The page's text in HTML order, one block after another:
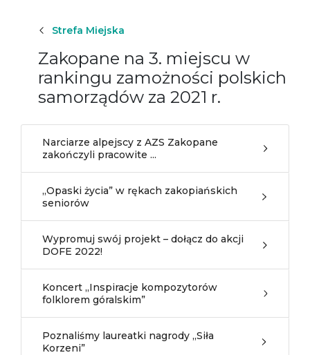
Strefa Miejska
Zakopane na 3. miejscu w
rankingu zamożności polskich
samorządów za 2021 r.
Narciarze alpejscy z AZS Zakopane
zakończyli pracowite ...
„Opaski życia” w rękach zakopiańskich
seniorów
Wypromuj swój projekt – dołącz do akcji
DOFE 2022!
Koncert „Inspiracje kompozytorów
folklorem góralskim”
Poznaliśmy laureatki nagrody „Siła
Korzeni”